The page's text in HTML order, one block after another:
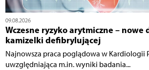
09.08.2026
Wczesne ryzyko arytmiczne – nowe
kamizelki defibrylującej
Najnowsza praca poglądowa w Kardiologii
uwzględniająca m.in. wyniki badania...